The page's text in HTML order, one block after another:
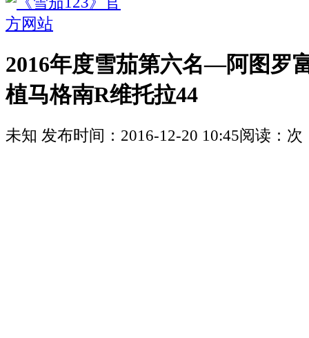
2016年度雪茄第六名—阿图罗
植马格南R维托拉44
未知 发布时间： 2016-12-20 10:45阅读： 次